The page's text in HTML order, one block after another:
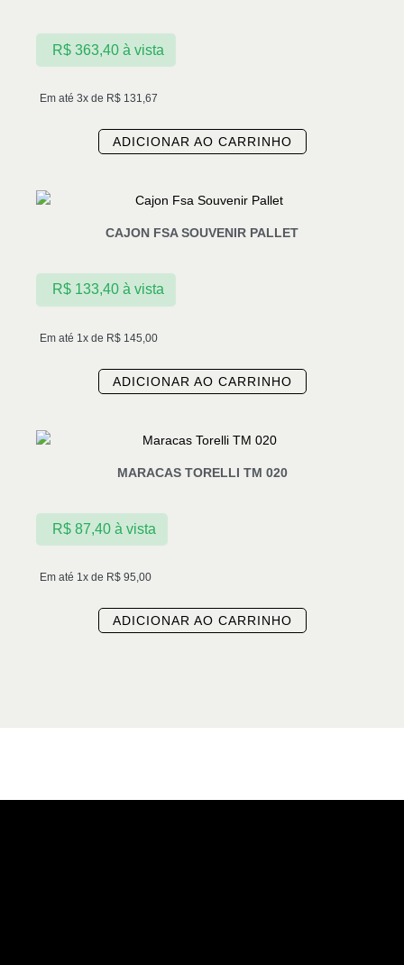
Em até 3x de R$ 131,67
R$363,40 à vista
ADICIONAR AO CARRINHO
CAJON FSA SOUVENIR PALLET
Em até 1x de R$ 145,00
R$133,40 à vista
ADICIONAR AO CARRINHO
MARACAS TORELLI TM 020
Em até 1x de R$ 95,00
R$87,40 à vista
ADICIONAR AO CARRINHO